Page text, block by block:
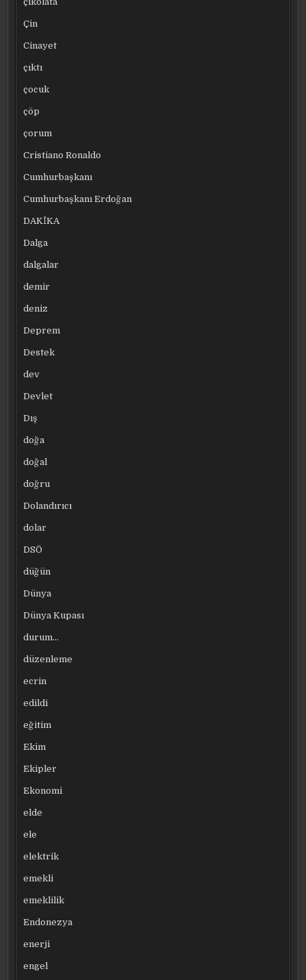
Çin
Cinayet
çıktı
çocuk
çöp
çorum
Cristiano Ronaldo
Cumhurbaşkanı
Cumhurbaşkanı Erdoğan
DAKİKA
Dalga
dalgalar
demir
deniz
Deprem
Destek
dev
Devlet
Dış
doğa
doğal
doğru
Dolandırıcı
dolar
DSÖ
düğün
Dünya
Dünya Kupası
durum…
düzenleme
ecrin
edildi
eğitim
Ekim
Ekipler
Ekonomi
elde
ele
elektrik
emekli
emeklilik
Endonezya
enerji
engel